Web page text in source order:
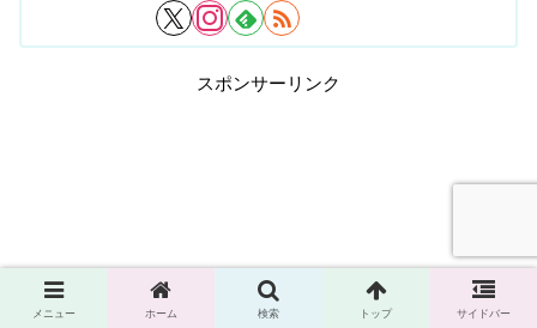
スポンサーリンク
メニュー ホーム 検索 トップ サイドバー